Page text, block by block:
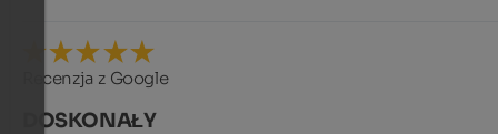
Recenzja z Google
DOSKONAŁY